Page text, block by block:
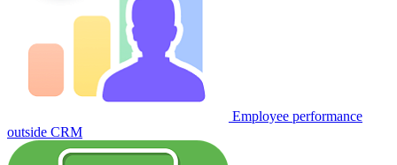
Employee performance
outside CRM